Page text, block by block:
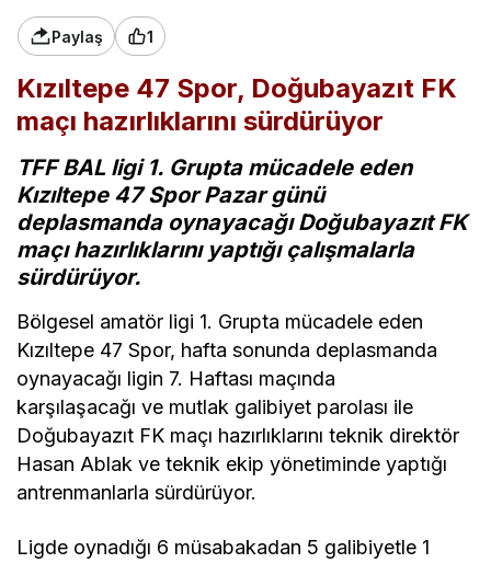
Paylaş 1
Kızıltepe 47 Spor, Doğubayazıt FK
maçı hazırlıklarını sürdürüyor
TFF BAL ligi 1. Grupta mücadele eden
Kızıltepe 47 Spor Pazar günü
deplasmanda oynayacağı Doğubayazıt FK
maçı hazırlıklarını yaptığı çalışmalarla
sürdürüyor.
Bölgesel amatör ligi 1. Grupta mücadele eden
Kızıltepe 47 Spor, hafta sonunda deplasmanda
oynayacağı ligin 7. Haftası maçında
karşılaşacağı ve mutlak galibiyet parolası ile
Doğubayazıt FK maçı hazırlıklarını teknik direktör
Hasan Ablak ve teknik ekip yönetiminde yaptığı
antrenmanlarla sürdürüyor.
Ligde oynadığı 6 müsabakadan 5 galibiyetle 1